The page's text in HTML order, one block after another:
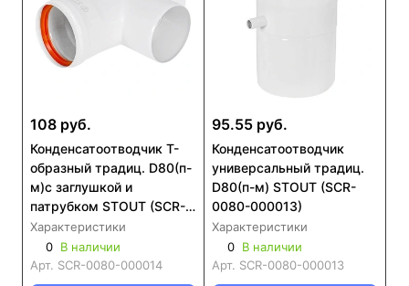
108 руб.
Конденсатоотводчик Т-
образный традиц. D80(п-
м)с заглушкой и
патрубком STOUT (SCR-
0080-000014)
Характеристики
0 В наличии
Арт. SCR-0080-000014
95.55 руб.
Конденсатоотводчик
универсальный традиц.
D80(п-м) STOUT (SCR-
0080-000013)
Характеристики
0 В наличии
Арт. SCR-0080-000013